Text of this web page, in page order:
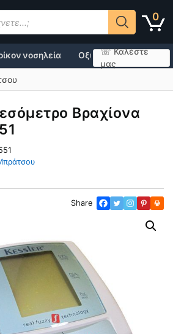
0
☏ Καλέστε
μας
νοσηλεία Οξυγονοθεραπεία
Βραχίονα
Share